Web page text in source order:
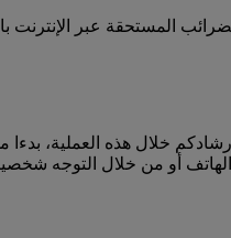
المستحقة عبر الإنترنت
خلال هذه العملية، بدءا
الهاتف أو من خلال التوجه